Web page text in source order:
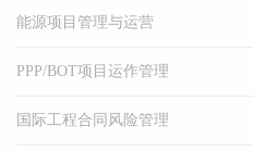
能源项目管理与运营
PPP/BOT项目运作管理
国际工程合同风险管理